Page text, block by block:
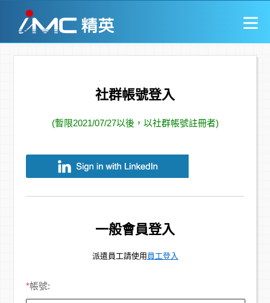
社群帳號登入
(暫限2021/07/27以後，以社群帳號註冊者)
一般會員登入
派遣員工請使用 員工登入
*帳號: